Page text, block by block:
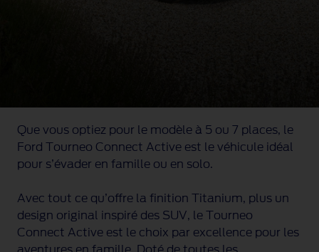
Que vous optiez pour le modèle à 5 ou 7 places, le
Ford Tourneo Connect Active est le véhicule idéal
pour s’évader en famille ou en solo.
Avec tout ce qu’offre la finition Titanium, plus un
design original inspiré des SUV, le Tourneo
Connect Active est le choix par excellence pour les